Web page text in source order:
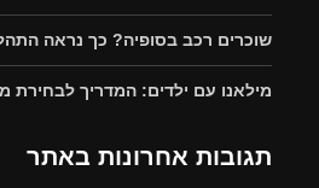
שוכרים רכב בסופיה? כך נראה
מילאנו עם ילדים: המדריך לבחירת
תגובות אחרונות באתר